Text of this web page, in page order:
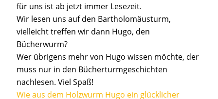
für uns ist ab jetzt immer Lesezeit.
Wir lesen uns auf den Bartholomäusturm,
vielleicht treffen wir dann Hugo, den
Bücherwurm?
Wer übrigens mehr von Hugo wissen möchte, der
muss nur in den Bücherturmgeschichten
nachlesen. Viel Spaß!
Wie aus dem Holzwurm Hugo ein glücklicher